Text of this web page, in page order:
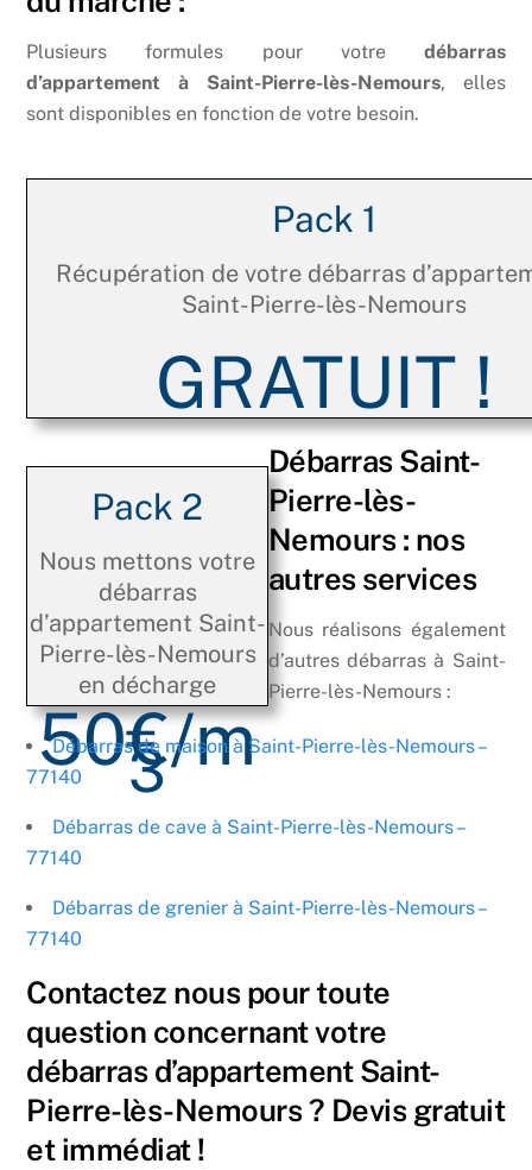
Plusieurs formules pour votre débarras
d’appartement à Saint-Pierre-lès-Nemours, elles
sont disponibles en fonction de votre besoin.
Pack 1
Récupération de votre débarras
Saint-Pierre-lès-Nemours
GRATUIT !
Pack 2
Nous mettons votre
débarras
d’appartement Saint-
Pierre-lès-Nemours
en décharge
50€/m
3
Débarras Saint-
Pierre-lès-
Nemours : nos
autres services
Nous réalisons également
d’autres débarras à Saint-
Pierre-lès-Nemours :
Débarras de maison à Saint-Pierre-lès-Nemours –
77140
Débarras de cave à Saint-Pierre-lès-Nemours –
77140
Débarras de grenier à Saint-Pierre-lès-Nemours –
77140
Contactez nous pour toute
question concernant votre
débarras d’appartement Saint-
Pierre-lès-Nemours ? Devis gratuit
et immédiat !